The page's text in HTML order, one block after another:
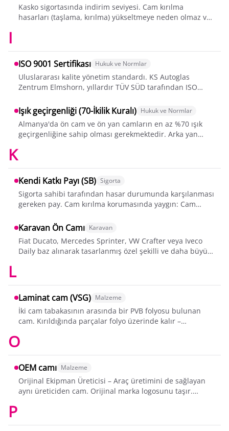
Kasko sigortasında indirim seviyesi. Cam kırılma
hasarları (taşlama, kırılma) yükseltmeye neden olmaz ve
I
ISO 9001 Sertifikası Hukuk ve Normlar
Uluslararası kalite yönetim standardı. KS Autoglas
Zentrum Elmshorn, yıllardır TÜV SÜD tarafından ISO
Işık geçirgenliği (70-İkilik Kuralı) Hukuk ve Normlar
Almanya'da ön cam ve ön yan camların en az %70 ışık
geçirgenliğine sahip olması gerekmektedir. Arka yan
K
Kendi Katkı Payı (SB) Sigorta
Sigorta sahibi tarafından hasar durumunda karşılanması
gereken pay. Cam kırılma korumasında yaygın: Cam
Karavan Ön Camı Karavan
Fiat Ducato, Mercedes Sprinter, VW Crafter veya Iveco
Daily baz alınarak tasarlanmış özel şekilli ve daha büyük
L
Laminat cam (VSG) Malzeme
İki cam tabakasının arasında bir PVB folyosu bulunan
cam. Kırıldığında parçalar folyo üzerinde kalır –
O
OEM camı Malzeme
Orijinal Ekipman Üreticisi – Araç üretimini de sağlayan
aynı üreticiden cam. Orijinal marka logosunu taşır.
P